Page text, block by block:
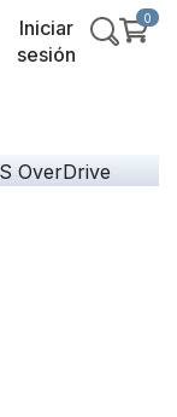
Iniciar
sesión
0